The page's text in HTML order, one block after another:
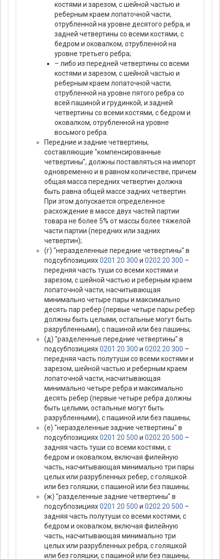
костями и зарезом, с шейной частью и
реберным краем лопаточной части,
отрубленной на уровне десятого ребра, и
задней четвертины со всеми костями, с
бедром и оковалком, отрубленной на
уровне третьего ребра;
– либо из передней четвертины со всеми
костями и зарезом, с шейной частью и
реберным краем лопаточной части,
отрубленной на уровне пятого ребра со
всей пашиной и грудинкой, и задней
четвертины со всеми костями, с бедром и
оковалком, отрубленной на уровне
восьмого ребра.
Передние и задние четвертины,
составляющие "компенсированные
четвертины", должны поставляться на импорт
одновременно и в равном количестве, причем
общая масса передних четвертин должна
быть равна общей массе задних четвертин.
При этом допускается определенное
расхождение в массе двух частей партии
товара не более 5% от массы более тяжелой
части партии (передних или задних
четвертин);
(г) "неразделенные передние четвертины" в
подсубпозициях0201 20 300 и 0202 20 300 –
передняя часть туши со всеми костями и
зарезом, с шейной частью и реберным краем
лопаточной части, насчитывающая
минимально четыре пары и максимально
десять пар ребер (первые четыре пары ребер
должны быть целыми, остальные могут быть
разрубленными), с пашиной или без пашины;
(д) "разделенные передние четвертины" в
подсубпозициях0201 20 300 и 0202 20 300 –
передняя часть полутуши со всеми костями и
зарезом, шейной частью и реберным краем
лопаточной части, насчитывающая
минимально четыре ребра и максимально
десять ребер (первые четыре ребра должны
быть целыми, остальные могут быть
разрубленными), с пашиной или без пашины;
(е) "неразделенные задние четвертины" в
подсубпозициях0201 20 500 и 0202 20 500 –
задняя часть туши со всеми костями, с
бедром и оковалком, включая филейную
часть, насчитывающая минимально три пары
целых или разрубленных ребер, с голяшкой
или без голяшки, с пашиной или без пашины;
(ж) "разделенные задние четвертины" в
подсубпозициях0201 20 500 и 0202 20 500 –
задняя часть полутуши со всеми костями, с
бедром и оковалком, включая филейную
часть, насчитывающая минимально три
целых или разрубленных ребра, с голяшкой
или без голяшки, с пашиной или без пашины;